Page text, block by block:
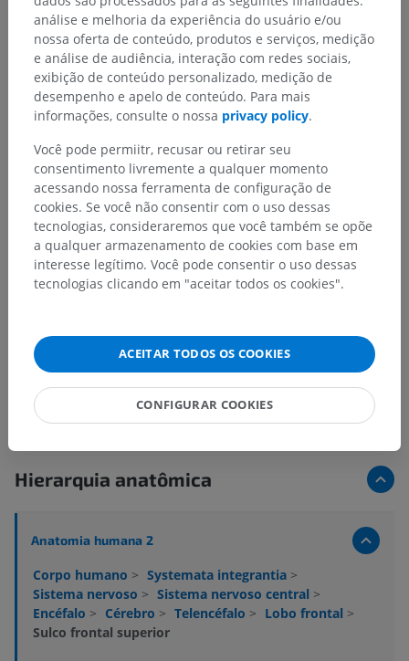
Hierarquia anatômica
Anatomia humana 2
Corpo humano > Systemata integrantia >
Sistema nervoso > Sistema nervoso central >
Encéfalo > Cérebro > Telencéfalo > Lobo frontal >
Sulco frontal superior
análise e melhoria da experiência do usuário e/ou
nossa oferta de conteúdo, produtos e serviços, medição
e análise de audiência, interação com redes sociais,
exibição de conteúdo personalizado, medição de
desempenho e apelo de conteúdo. Para mais
informações, consulte o nossa privacy policy.
Você pode permiitr, recusar ou retirar seu
consentimento livremente a qualquer momento
acessando nossa ferramenta de configuração de
cookies. Se você não consentir com o uso dessas
tecnologias, consideraremos que você também se opõe
a qualquer armazenamento de cookies com base em
interesse legítimo. Você pode consentir o uso dessas
tecnologias clicando em "aceitar todos os cookies".
ACEITAR TODOS OS COOKIES
CONFIGURAR COOKIES